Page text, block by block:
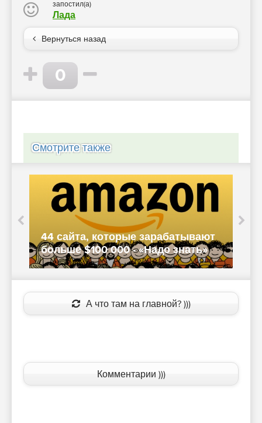
запостил(а)
Лада
Вернуться назад
0
Смотрите также
44 сайта, которые зарабатывают
больше $100 000 - «Надо знать»
А что там на главной? )))
Комментарии )))